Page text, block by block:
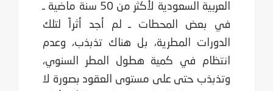
العربية السعودية لأكثر من 50 سنة ماضية ـ
في بعض المحطات ـ لم أجد أثراً لتلك
الدورات المطرية، بل هناك تذبذب، وعدم
انتظام في كمية هطول المطر السنوي،
وتذبذب حتى على مستوى العقود بصورة لا